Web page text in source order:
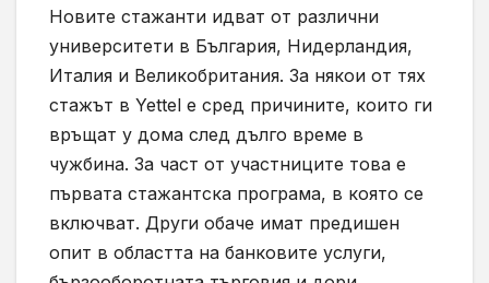
Новите стажанти идват от различни
университети в България, Нидерландия,
Италия и Великобритания. За някои от тях
стажът в Yettel е сред причините, които ги
връщат у дома след дълго време в
чужбина. За част от участниците това е
първата стажантска програма, в която се
включват. Други обаче имат предишен
опит в областта на банковите услуги,